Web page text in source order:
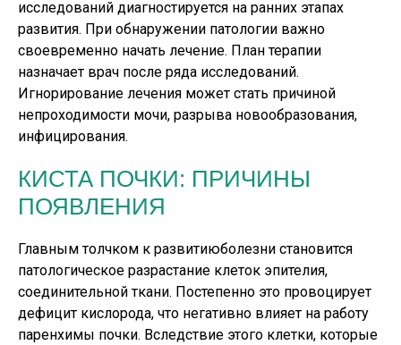
исследований диагностируется на ранних этапах
развития. При обнаружении патологии важно
своевременно начать лечение. План терапии
назначает врач после ряда исследований.
Игнорирование лечения может стать причиной
непроходимости мочи, разрыва новообразования,
инфицирования.
КИСТА ПОЧКИ: ПРИЧИНЫ
ПОЯВЛЕНИЯ
Главным толчком к развитиюболезни становится
патологическое разрастание клеток эпителия,
соединительной ткани. Постепенно это провоцирует
дефицит кислорода, что негативно влияет на работу
паренхимы почки. Вследствие этого клетки, которые